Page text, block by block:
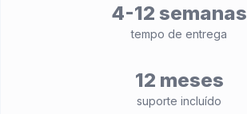
4-12 semanas
tempo de entrega
12 meses
suporte incluído